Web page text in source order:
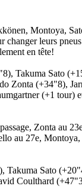
Montoya,
leurs
en tête!
Takuma Sato
Zonta (+34"8),
(+1 tour)
Zonta au
au 27e,
Takuma Sato
Coulthard